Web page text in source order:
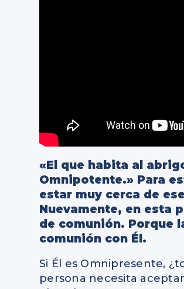
«El que habita al
Omnipotente.» Para
estar muy cerca de
Nuevamente, en esta
de comunión. Porque
comunión con Él.
Si Él es Omnipresente,
persona necesita